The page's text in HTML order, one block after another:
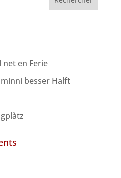
net en Ferie
besser Halft